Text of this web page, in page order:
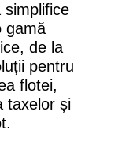
simplifice
gamă
de la
pentru
flotei,
taxelor și